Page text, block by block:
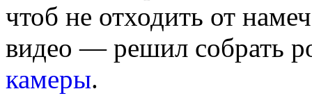
чтоб не отходить от
видео — решил собрать
камеры.